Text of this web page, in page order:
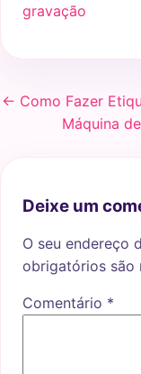
gravação
← Como Fazer
Máquina
Deixe um
O seu endereço
obrigatórios são
Comentário *